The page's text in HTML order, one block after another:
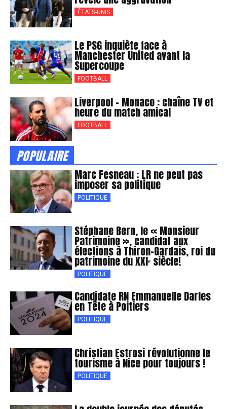
ÉTATS-UNIS
Le PSG inquiète face à
Manchester United avant la
Supercoupe
FOOTBALL
Liverpool – Monaco : chaîne TV et
heure du match amical
FOOTBALL
POPULAIRE
Marc Fesneau : LR ne peut pas
imposer sa politique
POLITIQUE
Stéphane Bern, le « Monsieur
Patrimoine », candidat aux
élections à Thiron-Gardais, roi du
patrimoine du XXIᵉ siècle!
POLITIQUE
Candidate RN Emmanuelle Darles
en Tête à Poitiers
POLITIQUE
Christian Estrosi révolutionne le
tourisme à Nice pour toujours !
POLITIQUE